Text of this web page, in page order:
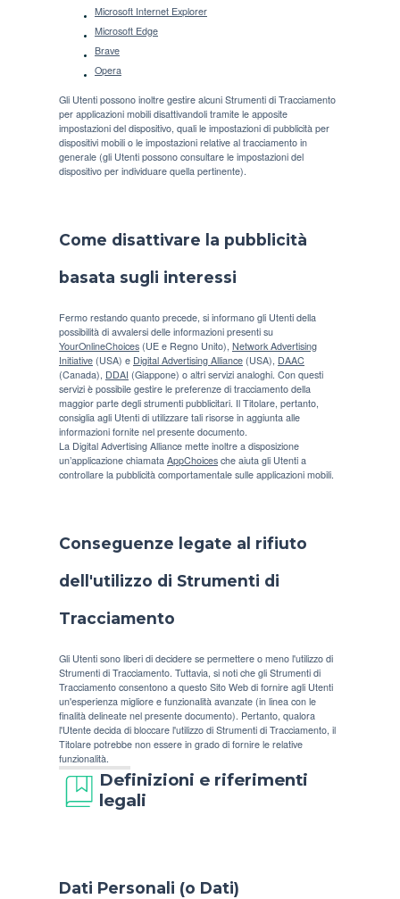
Microsoft Internet Explorer
Microsoft Edge
Brave
Opera
Gli Utenti possono inoltre gestire alcuni Strumenti di Tracciamento
per applicazioni mobili disattivandoli tramite le apposite
impostazioni del dispositivo, quali le impostazioni di pubblicità per
dispositivi mobili o le impostazioni relative al tracciamento in
generale (gli Utenti possono consultare le impostazioni del
dispositivo per individuare quella pertinente).
Come disattivare la pubblicità
basata sugli interessi
Fermo restando quanto precede, si informano gli Utenti della
possibilità di avvalersi delle informazioni presenti su
YourOnlineChoices (UE e Regno Unito), Network Advertising
Initiative (USA) e Digital Advertising Alliance (USA), DAAC
(Canada), DDAI (Giappone) o altri servizi analoghi. Con questi
servizi è possibile gestire le preferenze di tracciamento della
maggior parte degli strumenti pubblicitari. Il Titolare, pertanto,
consiglia agli Utenti di utilizzare tali risorse in aggiunta alle
informazioni fornite nel presente documento.
La Digital Advertising Alliance mette inoltre a disposizione
un’applicazione chiamata AppChoices che aiuta gli Utenti a
controllare la pubblicità comportamentale sulle applicazioni mobili.
Conseguenze legate al rifiuto
dell'utilizzo di Strumenti di
Tracciamento
Gli Utenti sono liberi di decidere se permettere o meno l'utilizzo di
Strumenti di Tracciamento. Tuttavia, si noti che gli Strumenti di
Tracciamento consentono a questo Sito Web di fornire agli Utenti
un'esperienza migliore e funzionalità avanzate (in linea con le
finalità delineate nel presente documento). Pertanto, qualora
l'Utente decida di bloccare l'utilizzo di Strumenti di Tracciamento, il
Titolare potrebbe non essere in grado di fornire le relative
funzionalità.
Definizioni e riferimenti
legali
Dati Personali (o Dati)